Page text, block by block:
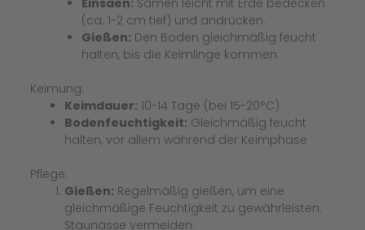
Einsäen: Samen leicht mit Erde bedecken
(ca. 1-2 cm tief) und andrücken.
Gießen: Den Boden gleichmäßig feucht
halten, bis die Keimlinge kommen.
Keimung:
Keimdauer: 10-14 Tage (bei 15-20°C)
Bodenfeuchtigkeit: Gleichmäßig feucht
halten, vor allem während der Keimphase
Pflege:
Gießen: Regelmäßig gießen, um eine
gleichmäßige Feuchtigkeit zu gewährleisten.
Staunässe vermeiden.